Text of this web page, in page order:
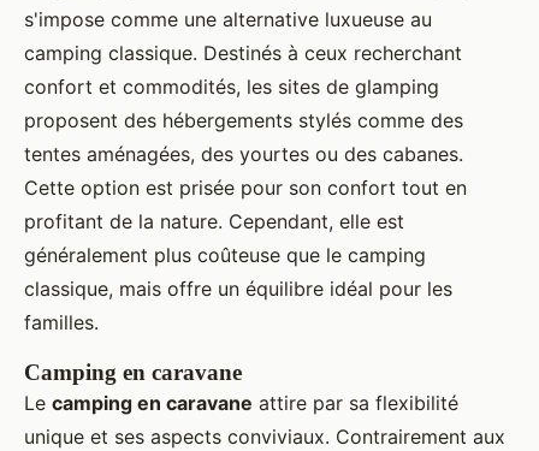
s'impose comme une alternative luxueuse au
camping classique. Destinés à ceux recherchant
confort et commodités, les sites de glamping
proposent des hébergements stylés comme des
tentes aménagées, des yourtes ou des cabanes.
Cette option est prisée pour son confort tout en
profitant de la nature. Cependant, elle est
généralement plus coûteuse que le camping
classique, mais offre un équilibre idéal pour les
familles.
Camping en caravane
Le camping en caravane attire par sa flexibilité
unique et ses aspects conviviaux. Contrairement aux